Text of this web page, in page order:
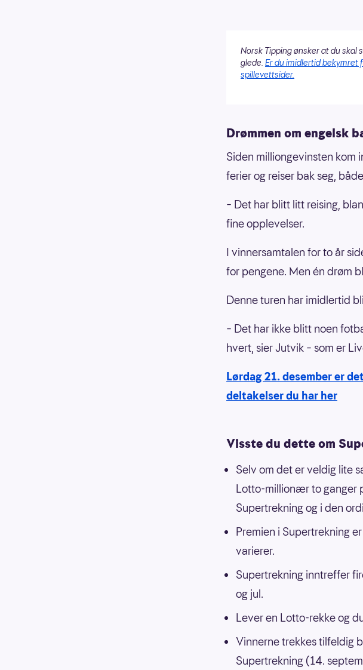
Norsk Tipping ønsker at du skal
glede. Er du imidlertid bekymret
spillevettsider.
Drømmen om engelsk
Siden milliongevinsten kom
ferier og reiser bak seg,
– Det har blitt litt reising,
fine opplevelser.
I vinnersamtalen for to år
for pengene. Men én drøm
Denne turen har imidlertid
– Det har ikke blitt noen
hvert, sier Jutvik – som er
Lørdag 21. desember er
deltakelser du har her
Visste du dette om
Selv om det er veldig lite
Lotto-millionær to ganger
Supertrekning og i den
Premien i Supertrekning
varierer.
Supertrekning inntreffer
og jul.
Lever en Lotto-rekke og
Vinnerne trekkes tilfeldig
Supertrekning (14.